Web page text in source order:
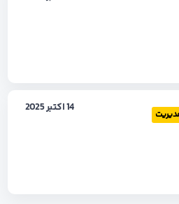
14 اکتبر 2025